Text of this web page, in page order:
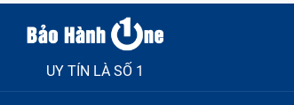
UY TÍN LÀ SỐ 1